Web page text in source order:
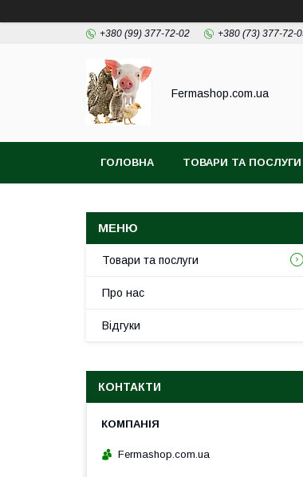
+380 (99) 377-72-02 +380 (73) 377-72-
Fermashop.com.ua
ГОЛОВНА ТОВАРИ ТА ПОСЛУГИ
Товари та послуги
Про нас
Відгуки
КОНТАКТИ
Fermashop.com.ua